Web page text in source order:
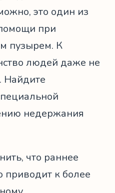
это один из
при
пузырем. К
людей даже не
Найдите
недержания
что раннее
приводит к более